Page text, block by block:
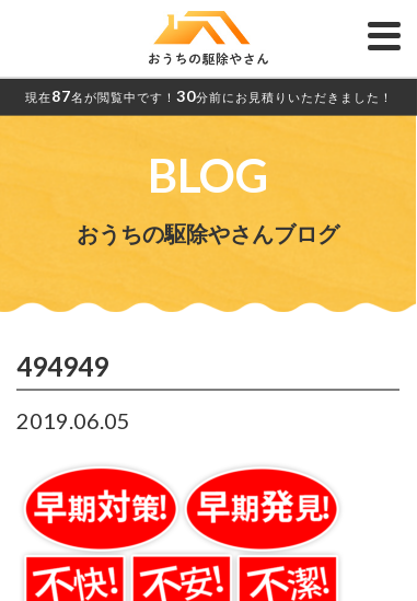
現在87名が閲覧中です！ 30分前にお見積りいただきました！
BLOG
おうちの駆除やさんブログ
494949
2019.06.05